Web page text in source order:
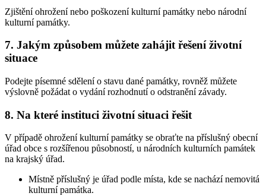
Zjištění ohrožení nebo poškození kulturní památky nebo národní
kulturní památky.
7. Jakým způsobem můžete zahájit řešení životní
situace
Podejte písemné sdělení o stavu dané památky, rovněž můžete
výslovně požádat o vydání rozhodnutí o odstranění závady.
8. Na které instituci životní situaci řešit
V případě ohrožení kulturní památky se obraťte na příslušný obecní
úřad obce s rozšířenou působností, u národních kulturních památek
na krajský úřad.
Místně příslušný je úřad podle místa, kde se nachází nemovitá
kulturní památka.